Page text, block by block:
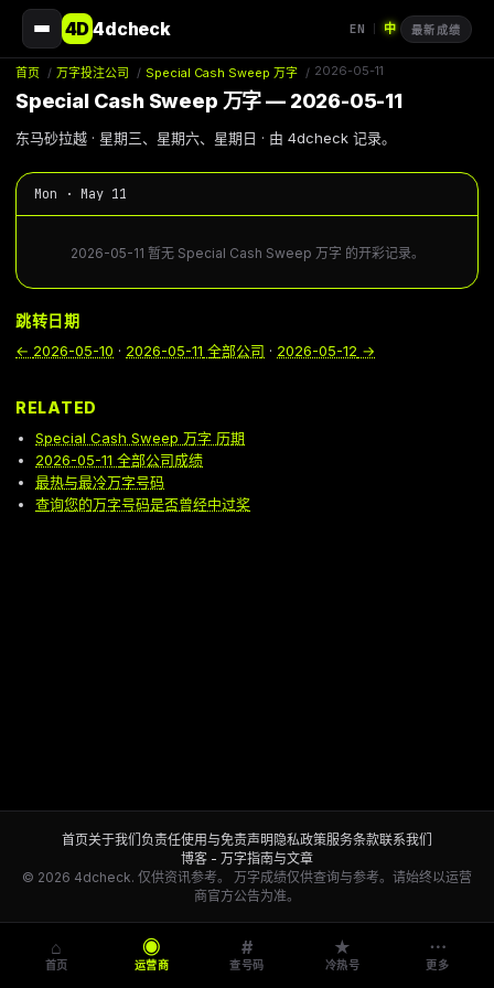
4D4dcheck EN 中 最新成绩
首页 / 万字投注公司 / Special Cash Sweep 万字 / 2026-05-11
Special Cash Sweep 万字 — 2026-05-11
东马砂拉越 · 星期三、星期六、星期日 · 由 4dcheck 记录。
Mon · May 11
2026-05-11 暂无 Special Cash Sweep 万字 的开彩记录。
跳转日期
← 2026-05-10 · 2026-05-11 全部公司 · 2026-05-12 →
RELATED
Special Cash Sweep 万字 历期
2026-05-11 全部公司成绩
最热与最冷万字号码
查询您的万字号码是否曾经中过奖
⌂
首页
◉
运营商
#
查号码
★
冷热号
⋯
更多
首页关于我们 负责任使用与免责声明隐私政策服务条款联系我们
博客 - 万字指南与文章
© 2026 4dcheck. 仅供资讯参考。
万字成绩仅供查询与参考。请始终以运营
商官方公告为准。